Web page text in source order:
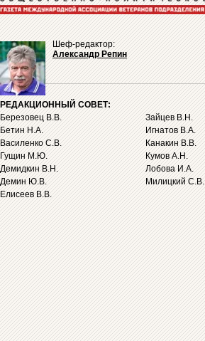
Шеф-редактор:
Александр Репин
РЕДАКЦИОННЫЙ СОВЕТ:
Березовец В.В.
Бетин Н.А.
Василенко С.В.
Гущин М.Ю.
Демидкин В.Н.
Демин Ю.В.
Елисеев В.В.
Зайцев В.Н.
Игнатов В.А.
Канакин В.В.
Кумов А.Н.
Лобова И.А.
Милицкий С.В.